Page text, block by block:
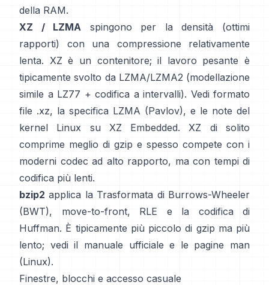
della RAM.
XZ / LZMA spingono per la densità (ottimi
rapporti) con una compressione relativamente
lenta. XZ è un contenitore; il lavoro pesante è
tipicamente svolto da LZMA/LZMA2 (modellazione
simile a LZ77 + codifica a intervalli). Vedi formato
file .xz, la specifica LZMA (Pavlov), e le note del
kernel Linux
su XZ Embedded. XZ di solito
comprime meglio di gzip e spesso compete con i
moderni codec ad alto rapporto, ma con tempi di
codifica più lenti.
bzip2 applica la Trasformata di Burrows-Wheeler
(BWT), move-to-front, RLE e la codifica di
Huffman. È tipicamente più piccolo di gzip ma più
lento; vedi il manuale ufficiale e le pagine man
(Linux).
Finestre, blocchi e accesso casuale